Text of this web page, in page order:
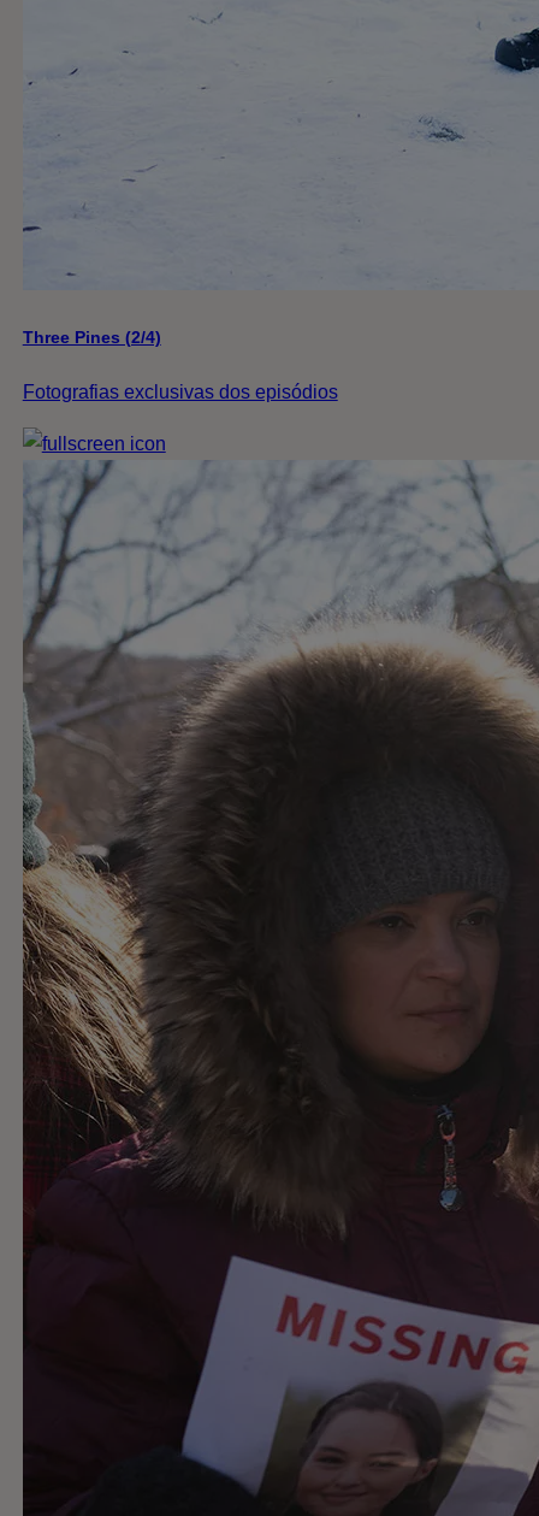
Three Pines (2/4)
Fotografias exclusivas dos episódios